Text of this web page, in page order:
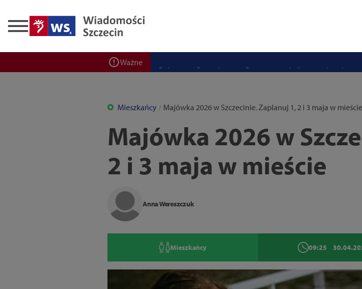
Ważne
Mieszkańcy Majówka 2026 w Szczecinie. Zaplanuj 1, 2 i 3 maja w mieście
Majówka 2026 w
2 i 3 maja w mieście
Anna Wereszczuk
Mieszkańcy 09:25